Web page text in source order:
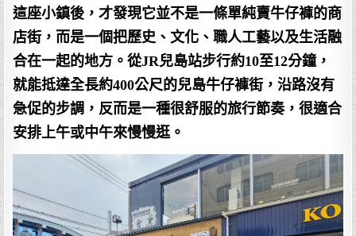
這座小鎮後，才發現它並不是一條單純賣牛仔褲的商
店街，而是一個把歷史、文化、職人工藝以及生活融
合在一起的地方。從JR兒島站步行約10至12分鐘，
就能抵達全長約400公尺的兒島牛仔褲街，沿路沒有
急促的步調，反而是一種很舒服的旅行節奏，很適合
安排上午或中午來慢慢逛。